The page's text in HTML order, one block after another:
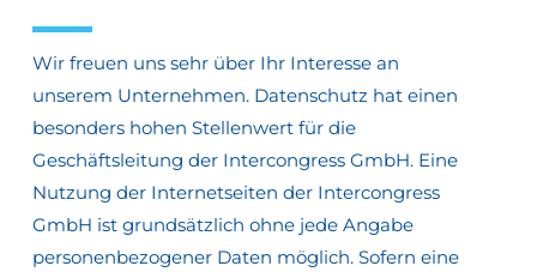
Wir freuen uns sehr über Ihr Interesse an
unserem Unternehmen. Datenschutz hat einen
besonders hohen Stellenwert für die
Geschäftsleitung der Intercongress GmbH. Eine
Nutzung der Internetseiten der Intercongress
GmbH ist grundsätzlich ohne jede Angabe
personenbezogener Daten möglich. Sofern eine